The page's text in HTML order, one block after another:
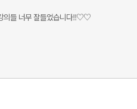
의들 너무 잘들었습니다!!♡♡